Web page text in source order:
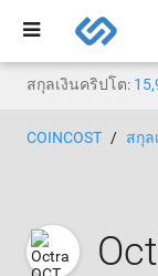
สกุลเงินคริปโต:
COINCOST สกุล